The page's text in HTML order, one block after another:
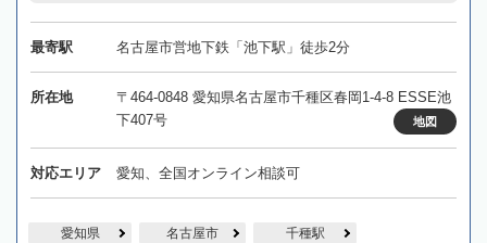
最寄駅 名古屋市営地下鉄「池下駅」徒歩2分
所在地
〒464-0848 愛知県名古屋市千種区春岡1-4-8 ESSE池
下407号
地図
対応エリア 愛知、全国オンライン相談可
愛知県 名古屋市 千種駅